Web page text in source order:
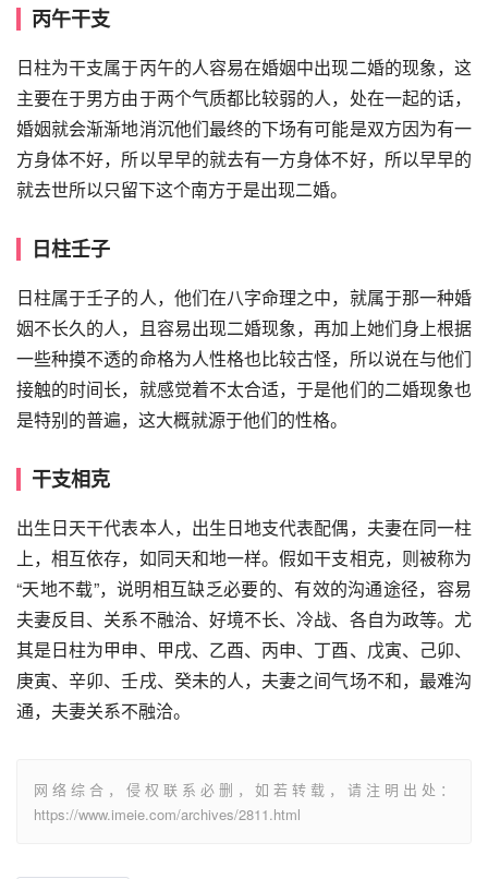
丙午干支
日柱为干支属于丙午的人容易在婚姻中出现二婚的现象，这
主要在于男方由于两个气质都比较弱的人，处在一起的话，
婚姻就会渐渐地消沉他们最终的下场有可能是双方因为有一
方身体不好，所以早早的就去有一方身体不好，所以早早的
就去世所以只留下这个南方于是出现二婚。
日柱壬子
日柱属于壬子的人，他们在八字命理之中，就属于那一种婚
姻不长久的人，且容易出现二婚现象，再加上她们身上根据
一些种摸不透的命格为人性格也比较古怪，所以说在与他们
接触的时间长，就感觉着不太合适，于是他们的二婚现象也
是特别的普遍，这大概就源于他们的性格。
干支相克
出生日天干代表本人，出生日地支代表配偶，夫妻在同一柱
上，相互依存，如同天和地一样。假如干支相克，则被称为
“天地不载”，说明相互缺乏必要的、有效的沟通途径，容易
夫妻反目、关系不融洽、好境不长、冷战、各自为政等。尤
其是日柱为甲申、甲戌、乙酉、丙申、丁酉、戊寅、己卯、
庚寅、辛卯、壬戌、癸未的人，夫妻之间气场不和，最难沟
通，夫妻关系不融洽。
网络综合，侵权联系必删，如若转载，请注明出处：
https://www.imeie.com/archives/2811.html